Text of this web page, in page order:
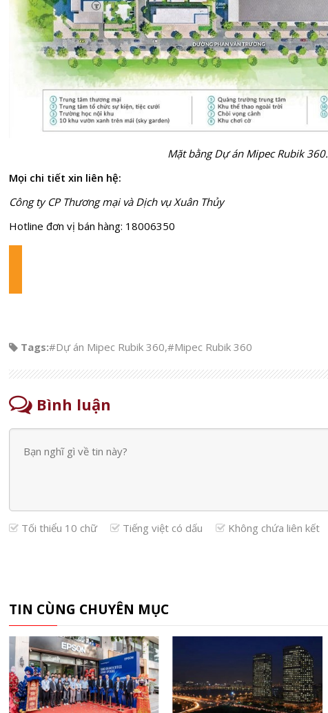
Mặt bằng Dự án Mipec Rubik 360.
Mọi chi tiết xin liên hệ:
Công ty CP Thương mại và Dịch vụ Xuân Thủy
Hotline đơn vị bán hàng: 18006350
Tags:#Dự án Mipec Rubik 360,#Mipec Rubik 360
Bình luận
Tối thiểu 10 chữ Tiếng việt có dấu Không chứa liên kết
TIN CÙNG CHUYÊN MỤC